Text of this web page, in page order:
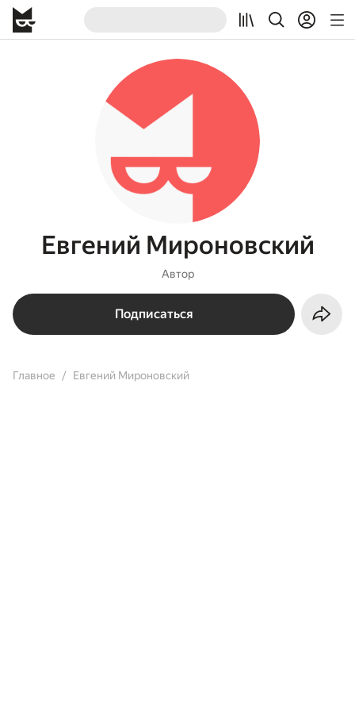
Евгений Мироновский
Автор
Подписаться
Главное Евгений Мироновский